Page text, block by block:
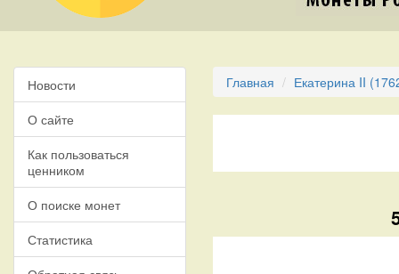
Новости
О сайте
Как пользоваться
ценником
О поиске монет
Статистика
Главная Екатерина II